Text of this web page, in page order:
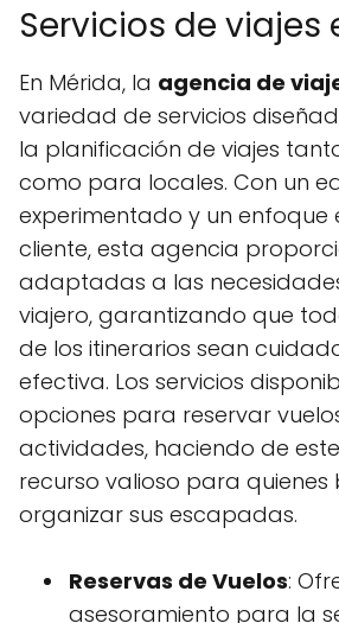
Servicios de viajes
En Mérida, la agencia de
variedad de servicios
la planificación de viajes
como para locales. Con un
experimentado y un enfoque
cliente, esta agencia
adaptadas a las
viajero, garantizando que
de los itinerarios sean
efectiva. Los servicios
opciones para reservar
actividades, haciendo de
recurso valioso para quienes
organizar sus escapadas.
Reservas de Vuelos:
asesoramiento para la